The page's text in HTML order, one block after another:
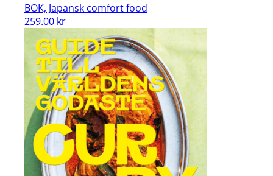
BOK, Japansk comfort food
259.00 kr